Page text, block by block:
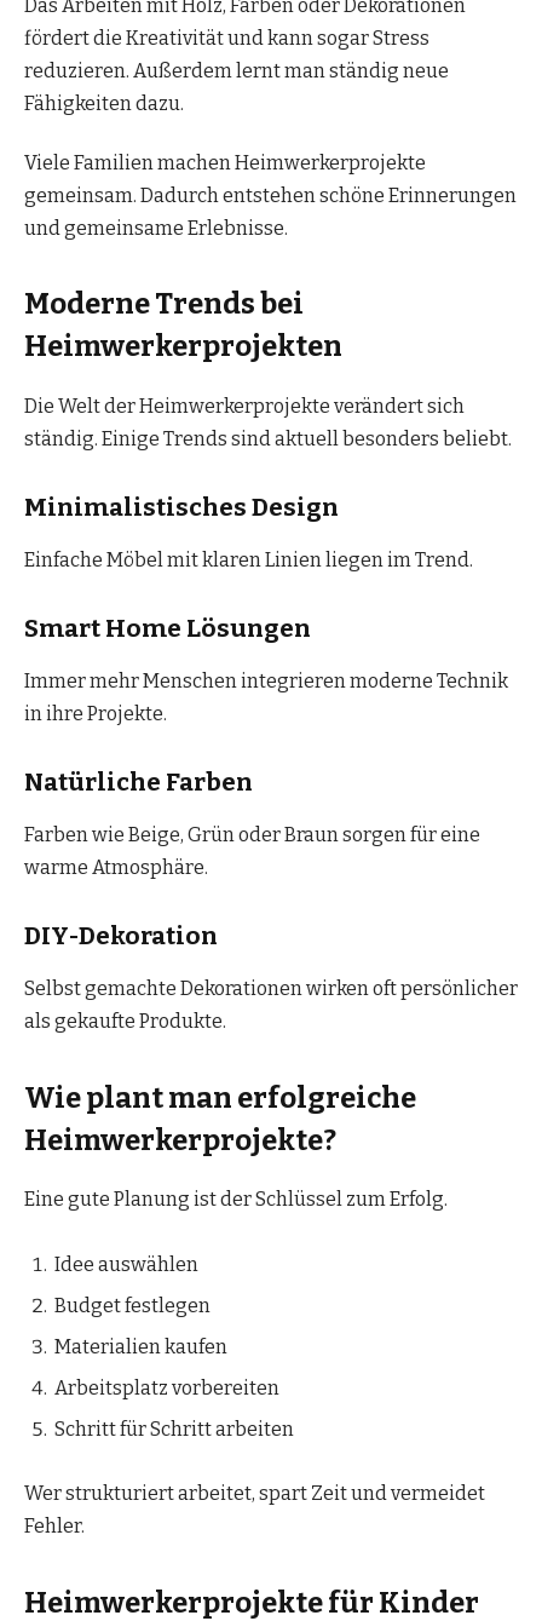
Das Arbeiten mit Holz, Farben oder Dekorationen
fördert die Kreativität und kann sogar Stress
reduzieren. Außerdem lernt man ständig neue
Fähigkeiten dazu.
Viele Familien machen Heimwerkerprojekte
gemeinsam. Dadurch entstehen schöne Erinnerungen
und gemeinsame Erlebnisse.
Moderne Trends bei
Heimwerkerprojekten
Die Welt der Heimwerkerprojekte verändert sich
ständig. Einige Trends sind aktuell besonders beliebt.
Minimalistisches Design
Einfache Möbel mit klaren Linien liegen im Trend.
Smart Home Lösungen
Immer mehr Menschen integrieren moderne Technik
in ihre Projekte.
Natürliche Farben
Farben wie Beige, Grün oder Braun sorgen für eine
warme Atmosphäre.
DIY-Dekoration
Selbst gemachte Dekorationen wirken oft persönlicher
als gekaufte Produkte.
Wie plant man erfolgreiche
Heimwerkerprojekte?
Eine gute Planung ist der Schlüssel zum Erfolg.
Idee auswählen
Budget festlegen
Materialien kaufen
Arbeitsplatz vorbereiten
Schritt für Schritt arbeiten
Wer strukturiert arbeitet, spart Zeit und vermeidet
Fehler.
Heimwerkerprojekte für Kinder